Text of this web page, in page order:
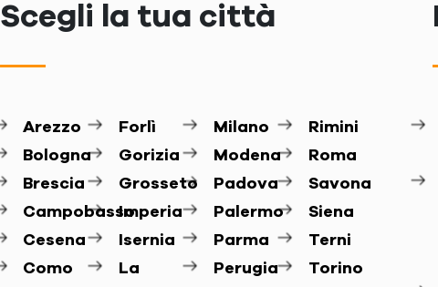
Scegli la tua città
Arezzo
Bologna
Brescia
Campobasso
Cesena
Como
Forlì
Gorizia
Grosseto
Imperia
Isernia
La
Milano
Modena
Padova
Palermo
Parma
Perugia
Rimini
Roma
Savona
Siena
Terni
Torino